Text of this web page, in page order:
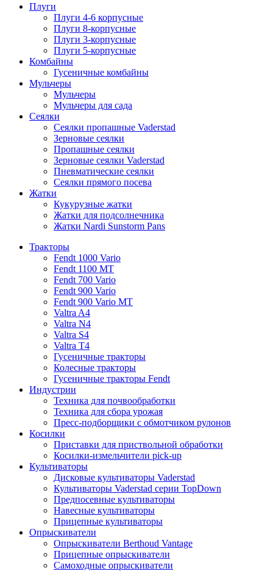
Плуги
Плуги 4-6 корпусные
Плуги 8-корпусные
Плуги 3-корпусные
Плуги 5-корпусные
Комбайны
Гусеничные комбайны
Мульчеры
Мульчеры
Мульчеры для сада
Сеялки
Сеялки пропашные Vaderstad
Зерновые сеялки
Пропашные сеялки
Зерновые сеялки Vaderstad
Пневматические сеялки
Сеялки прямого посева
Жатки
Кукурузные жатки
Жатки для подсолнечника
Жатки Nardi Sunstorm Pans
Тракторы
Fendt 1000 Vario
Fendt 1100 MT
Fendt 700 Vario
Fendt 900 Vario
Fendt 900 Vario MT
Valtra A4
Valtra N4
Valtra S4
Valtra T4
Гусеничные тракторы
Колесные тракторы
Гусеничные тракторы Fendt
Индустрии
Техника для почвообработки
Техника для сбора урожая
Пресс-подборщики с обмотчиком рулонов
Косилки
Приставки для приствольной обработки
Косилки-измельчители pick-up
Культиваторы
Дисковые культиваторы Vaderstad
Культиваторы Vaderstad серии TopDown
Предпосевные культиваторы
Навесные культиваторы
Прицепные культиваторы
Опрыскиватели
Опрыскиватели Berthoud Vantage
Прицепные опрыскиватели
Самоходные опрыскиватели